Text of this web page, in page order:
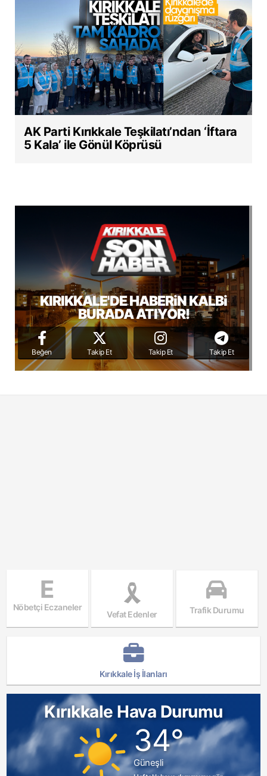
AK Parti Kırıkkale Teşkilatı’ndan ‘İftara
5 Kala’ ile Gönül Köprüsü
KIRIKKALE'DE HABERiN KALBi
BURADA ATIYOR!
Beğen Takip Et Takip Et Takip Et
E
Nöbetçi Eczaneler
Vefat Edenler Trafik Durumu
Kırıkkale İş İlanları
Kırıkkale Hava Durumu
34°
Güneşli